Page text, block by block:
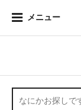
メニュー